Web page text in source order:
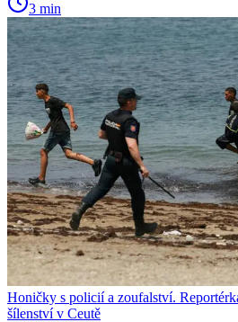
3 min
Honičky s policií a zoufalství.
šílenství v Ceutě